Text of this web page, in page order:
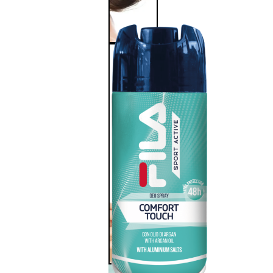
Corpo
Trattamento
corpo
Trattamento
mani e piedi
Trattamento
unghie
Trattamento
anticellulite
Cofanetti
trattamento
corpo